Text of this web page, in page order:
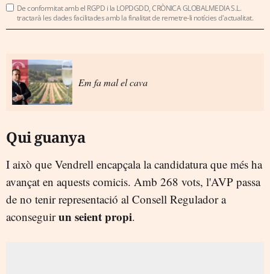
De conformitat amb el RGPD i la LOPDGDD, CRÒNICA GLOBALMEDIA S.L.
tractarà les dades facilitades amb la finalitat de remetre-li notícies d'actualitat.
Em fa mal el cava
Qui guanya
I això que Vendrell encapçala la candidatura que més ha
avançat en aquests comicis. Amb 268 vots, l'AVP passa
de no tenir representació al Consell Regulador a
aconseguirun seient propi.